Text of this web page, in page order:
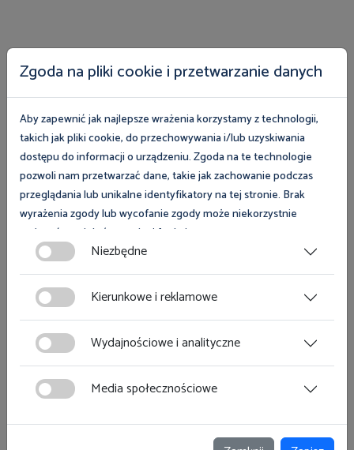
Zgoda na pliki cookie i przetwarzanie danych
Aby zapewnić jak najlepsze wrażenia korzystamy z technologii,
takich jak pliki cookie, do przechowywania i/lub uzyskiwania
dostępu do informacji o urządzeniu. Zgoda na te technologie
pozwoli nam przetwarzać dane, takie jak zachowanie podczas
przeglądania lub unikalne identyfikatory na tej stronie. Brak
wyrażenia zgody lub wycofanie zgody może niekorzystnie
wpłynąć na niektóre cechy i funkcje.
Zgoda na pliki cookies jest dobrowolna i można ją wycofać lub
zmodyfikować w dowolnym momencie klikając w przycisk
ciasteczka w lewym dolnym rogu strony. Więcej informacji
znajdziesz w
Niezbędne
Kierunkowe i reklamowe
Wydajnościowe i analityczne
Media społecznościowe